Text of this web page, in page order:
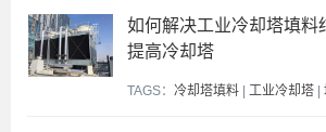
如何解决工业冷却塔填料
提高冷却塔
TAGS： 冷却塔填料 | 工业冷却塔 |